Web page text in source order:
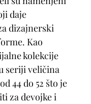
daje
dizajnerski
Kao
kolekcije
seriji veličina
44 do 52 što je
za devojke i